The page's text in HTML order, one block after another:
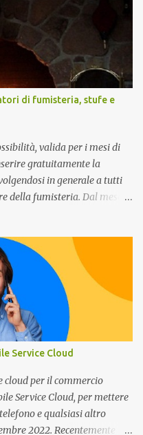
appuntamento è per le ore
di CM.com Italia, che
e futuro del
le aspettative dei
sono il Customer care, lo
quali i molteplici canali di
di miglioramento, le
alle aspettative del
di fumisteria, stufe e
valida per i mesi di
gratuitamente la
in generale a tutti
della fumisteria. Dal mese di
e fumisteria in generale
di tutte le aziende
all’interno del sito inserire
indirizzi, recapiti, recensione
all’occorrenza da
prodotti e fino a un massimo
uno o più principali. Le
varie categorie in base a
Service Cloud
cloud per il commercio
Service Cloud, per mettere
e qualsiasi altro
2022. Recentemente